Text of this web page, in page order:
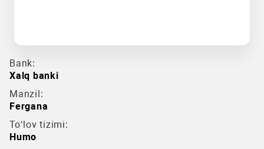
Bank:
Xalq banki
Manzil:
Fergana
To‘lov tizimi:
Humo